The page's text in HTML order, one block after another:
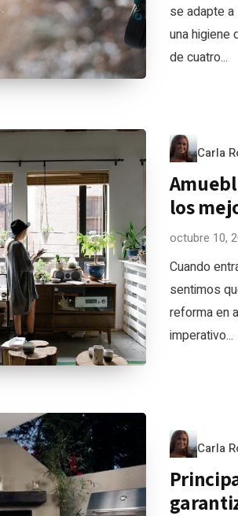
se adapte
una higiene
de cuatro...
Carla
los
octubre 10,
Cuando
sentimos
reforma en
imperativo...
Carla